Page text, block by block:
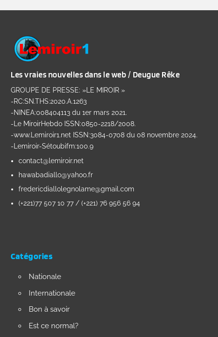
Les vraies nouvelles dans le web / Deugue Rêke
GROUPE DE PRESSE: »LE MIROIR »
-RC:SN.THS:2020.A.1263
-NINEA:008404113 du 1er mars 2021.
-Le MiroirHebdo ISSN:0850-2218/2008.
-www.Lemiroir1.net ISSN:3084-0708 du 08 novembre 2024.
-Lemiroir-Sétoubifm:100.9
contact@lemiroir.net
hawabadiallo@yahoo.fr
fredericdiallolegnolame@gmail.com
(+221)77 507 10 77 / (+221) 76 956 56 94
Catégories
Nationale
Internationale
Bon à savoir
Est ce normal?